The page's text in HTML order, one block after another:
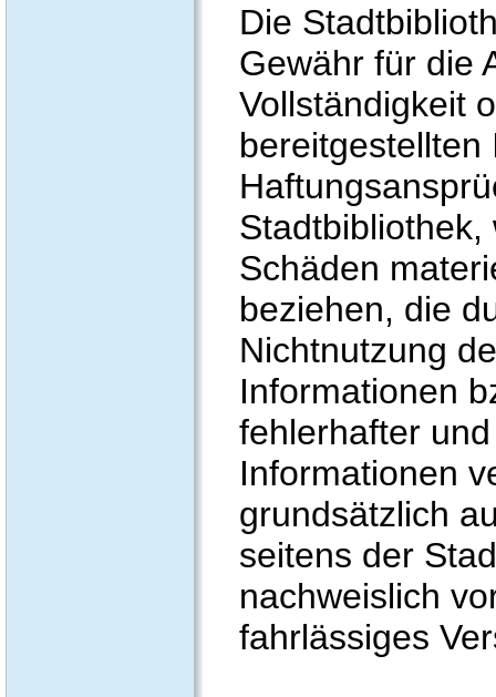
Die
Gewähr für die
Vollständigkeit
Schäden
beziehen, die
Nichtnutzung
Informationen
fehlerhafter
Informationen
grundsätzlich
seitens der
nachweislich
fahrlässiges